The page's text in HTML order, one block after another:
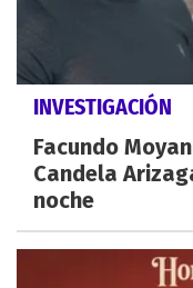
INVESTIGACIÓN
Facundo
Candela
noche